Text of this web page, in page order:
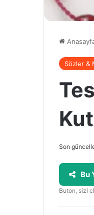
Sözler &
Son
Bu
Buton, sizi